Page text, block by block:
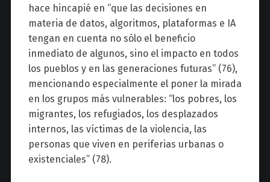
hace hincapié en “que las decisiones en
materia de datos, algoritmos, plataformas e IA
tengan en cuenta no sólo el beneficio
inmediato de algunos, sino el impacto en todos
los pueblos y en las generaciones futuras” (76),
mencionando especialmente el poner la mirada
en los grupos más vulnerables: “los pobres, los
migrantes, los refugiados, los desplazados
internos, las víctimas de la violencia, las
personas que viven en periferias urbanas o
existenciales” (78).